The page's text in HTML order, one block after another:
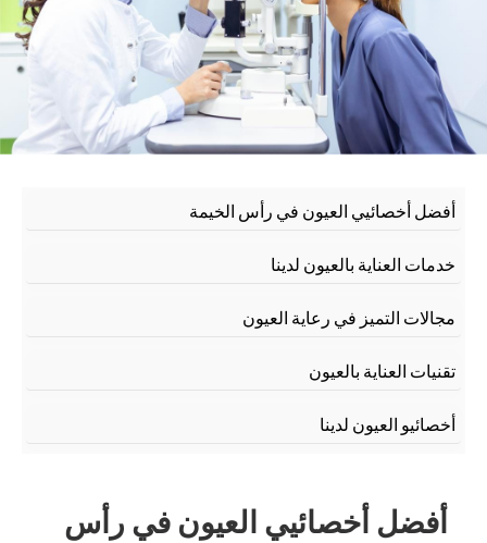
أفضل أخصائيي العيون في رأس الخيمة
خدمات العناية بالعيون لدينا
مجالات التميز في رعاية العيون
تقنيات العناية بالعيون
أخصائيو العيون لدينا
أفضل أخصائيي العيون في رأس